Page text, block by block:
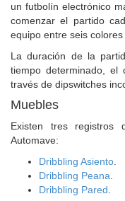
un futbolín electrónico
comenzar el partido
equipo entre seis colores
La duración de la
tiempo determinado, el
través de dipswitches
Muebles
Existen tres registros
Automave:
Dribbling Asiento
Dribbling Peana
Dribbling Pared